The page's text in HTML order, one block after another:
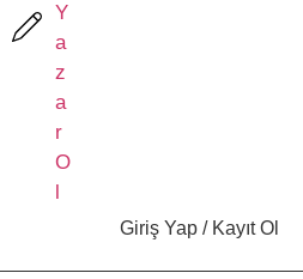
Y
a
z
a
r
O
l
Giriş Yap / Kayıt Ol